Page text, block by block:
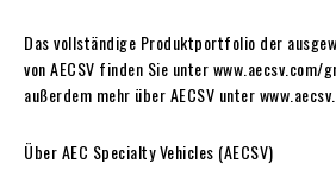
Das vollständige Produktportfolio der
von AECSV finden Sie unter
außerdem mehr über AECSV unter
Über AEC Specialty Vehicles (AECSV)